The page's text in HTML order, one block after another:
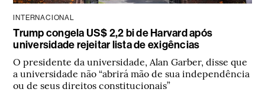
INTERNACIONAL
Trump congela US$ 2,2 bi de Harvard após
universidade rejeitar lista de exigências
O presidente da universidade, Alan Garber, disse que
a universidade não “abrirá mão de sua independência
ou de seus direitos constitucionais”